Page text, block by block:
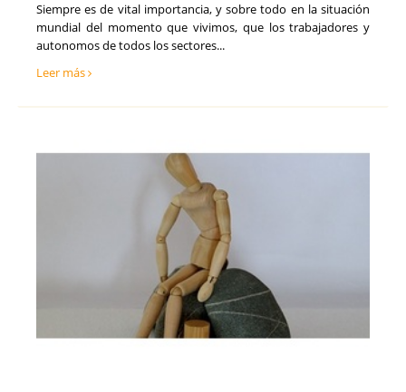
Siempre es de vital importancia, y sobre todo en la situación
mundial del momento que vivimos, que los trabajadores y
autonomos de todos los sectores...
Leer más